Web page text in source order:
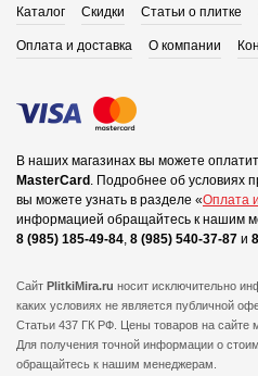
Каталог Скидки Статьи о плитке
Оплата и доставка О компании
В наших магазинах вы можете
MasterCard . Подробнее об условиях
вы можете узнать в разделе «Оплата
информацией обращайтесь к нашим
8 (985) 185-49-84, 8 (985) 540-37-87 и
Сайт PlitkiMira.ru носит исключительно
каких условиях не является публичной
Статьи 437 ГК РФ. Цены товаров на сайте
Для получения точной информации о
обращайтесь к нашим менеджерам.